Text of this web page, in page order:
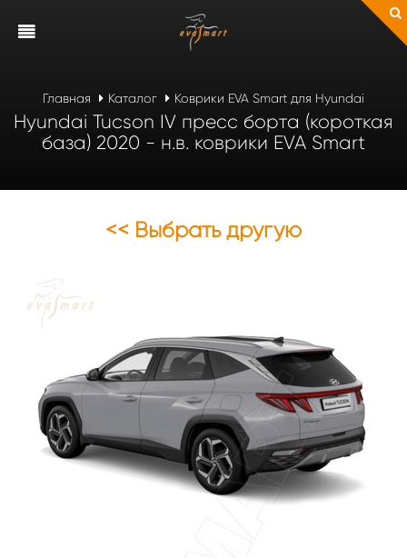
Главная Каталог Коврики EVA Smart для Hyundai
Hyundai Tucson IV пресс борта (короткая
база) 2020 - н.в. коврики EVA Smart
<< Выбрать другую